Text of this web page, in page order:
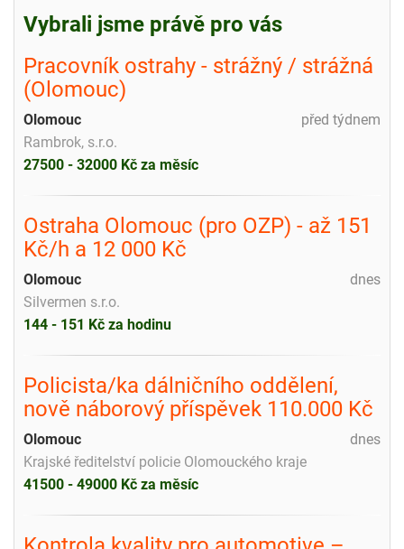
Vybrali jsme právě pro vás
Pracovník ostrahy - strážný / strážná
(Olomouc)
před týdnem
Olomouc
Rambrok, s.r.o.
27500 - 32000 Kč za měsíc
Ostraha Olomouc (pro OZP) - až 151
Kč/h a 12 000 Kč
dnes
Olomouc
Silvermen s.r.o.
144 - 151 Kč za hodinu
Policista/ka dálničního oddělení,
nově náborový příspěvek 110.000 Kč
dnes
Olomouc
Krajské ředitelství policie Olomouckého kraje
41500 - 49000 Kč za měsíc